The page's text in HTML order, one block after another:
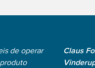
de operar
Claus